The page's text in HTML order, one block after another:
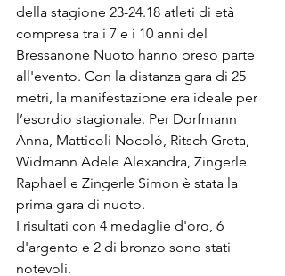
della stagione 23-24.18 atleti di età
compresa tra i 7 e i 10 anni del
Bressanone Nuoto hanno preso parte
all'evento. Con la distanza gara di 25
metri, la manifestazione era ideale per
l’esordio stagionale. Per Dorfmann
Anna, Matticoli Nocoló, Ritsch Greta,
Widmann Adele Alexandra, Zingerle
Raphael e Zingerle Simon è stata la
prima gara di nuoto.
I risultati con 4 medaglie d'oro, 6
d'argento e 2 di bronzo sono stati
notevoli.